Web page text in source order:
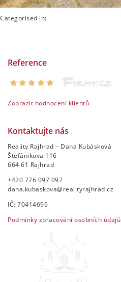
Categorised in:
Reference
Zobrazit hodnocení klientů
Kontaktujte nás
Reality Rajhrad – Dana Kubásková
Štefánikova 116
664 61 Rajhrad
+420 776 097 097
dana.kubaskova@realityrajhrad.cz
IČ: 70414696
Podmínky zpracování osobních údajů